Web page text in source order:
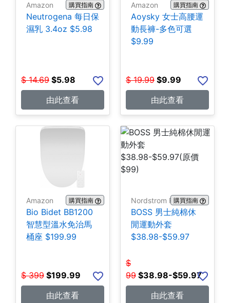
Amazon 購買指南
Neutrogena 每日保
濕乳 3.4oz $5.98
$ 14.69 $5.98
由此查看
Amazon 購買指南
Aoysky 女士高腰運
動長褲-多色可選
$9.99
$ 19.99 $9.99
由此查看
Amazon 購買指南
Bio Bidet BB1200
智慧型溫水免治馬
桶座 $199.99
$ 399 $199.99
由此查看
Nordstrom Rack購買指南
BOSS 男士純棉休
閒運動外套
$38.98-$59.97
$
99 $38.98-$59.97
由此查看